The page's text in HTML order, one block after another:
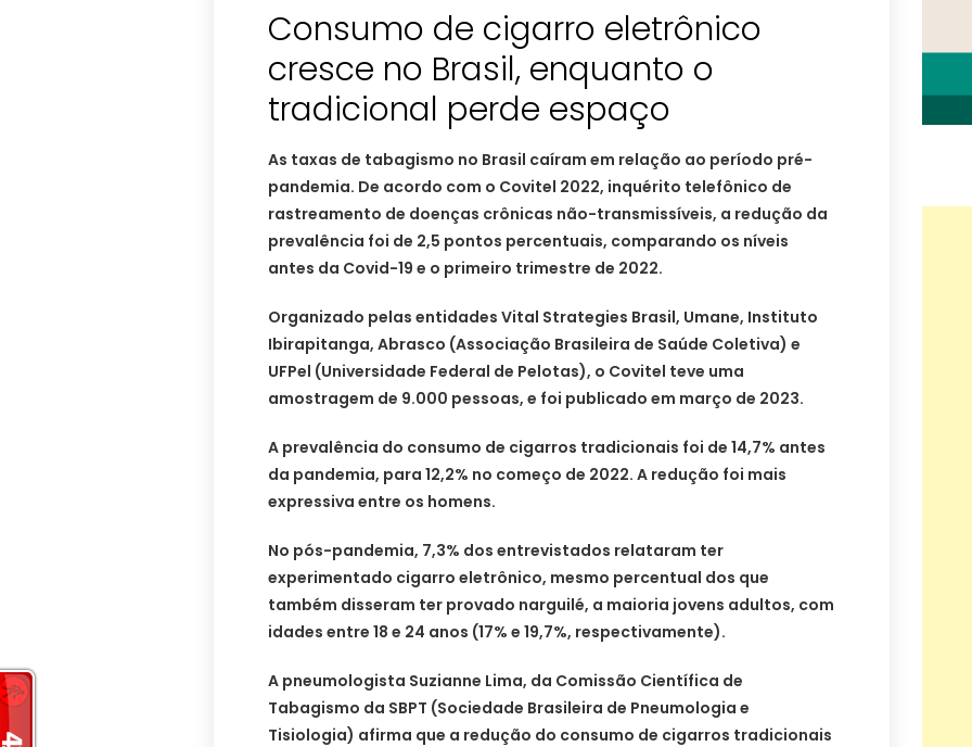
Consumo de cigarro eletrônico
cresce no Brasil, enquanto o
tradicional perde espaço
As taxas de tabagismo no Brasil caíram em relação ao período pré-
pandemia. De acordo com o Covitel 2022, inquérito telefônico de
rastreamento de doenças crônicas não-transmissíveis, a redução da
prevalência foi de 2,5 pontos percentuais, comparando os níveis
antes da Covid-19 e o primeiro trimestre de 2022.
Organizado pelas entidades Vital Strategies Brasil, Umane, Instituto
Ibirapitanga, Abrasco (Associação Brasileira de Saúde Coletiva) e
UFPel (Universidade Federal de Pelotas), o Covitel teve uma
amostragem de 9.000 pessoas, e foi publicado em março de 2023.
A prevalência do consumo de cigarros tradicionais foi de 14,7% antes
da pandemia, para 12,2% no começo de 2022. A redução foi mais
expressiva entre os homens.
No pós-pandemia, 7,3% dos entrevistados relataram ter
experimentado cigarro eletrônico, mesmo percentual dos que
também disseram ter provado narguilé, a maioria jovens adultos, com
idades entre 18 e 24 anos (17% e 19,7%, respectivamente).
A pneumologista Suzianne Lima, da Comissão Científica de
Tabagismo da SBPT (Sociedade Brasileira de Pneumologia e
Tisiologia) afirma que a redução do consumo de cigarros tradicionais